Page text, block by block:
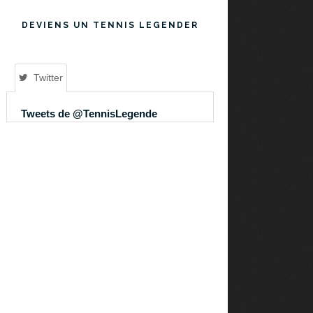
DEVIENS UN TENNIS LEGENDER
Twitter
Tweets de @TennisLegende